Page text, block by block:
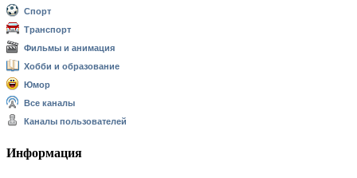
Спорт
Транспорт
Фильмы и анимация
Хобби и образование
Юмор
Все каналы
Каналы пользователей
Информация